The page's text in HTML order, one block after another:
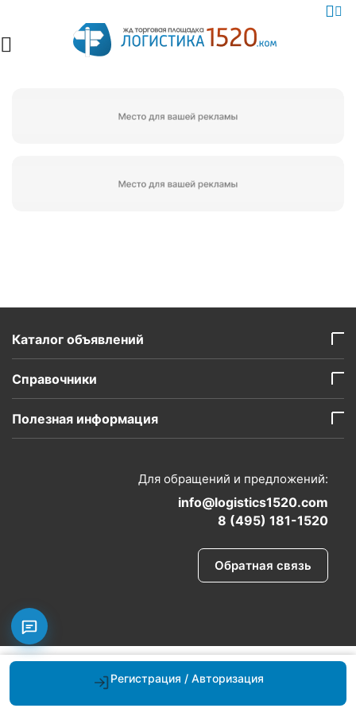
Каталог объявлений
Справочники
Полезная информация
Для обращений и предложений:
info@logistics1520.com
8 (495) 181-1520
Обратная связь
Регистрация / Авторизация